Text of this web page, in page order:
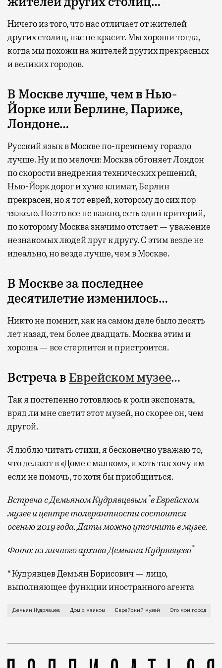
Ничего из того, что нас отличает от жителей
других столиц, нас не красит. Мы хороши тогда,
когда мы похожи на жителей других прекрасных
и великих городов.
В Москве лучше, чем в Нью-
Йорке или Берлине, Париже,
Лондоне…
Русский язык в Москве по-прежнему гораздо
лучше. Ну и по мелочи: Москва обгоняет Лондон
по скорости внедрения технических решений,
Нью-Йорк дорог и хуже климат, Берлин
прекрасен, но я тот еврей, которому до сих пор
тяжело. Но это все не важно, есть один критерий,
по которому Москва значимо отстает — уважение
незнакомых людей друг к другу. С этим везде не
идеально, но везде лучше, чем в Москве.
В Москве за последнее
десятилетие изменилось…
Никто не помнит, как на самом деле было десять
лет назад, тем более двадцать. Москва этим и
хороша — все стерпится и пристроится.
Встреча вЕврейском музее…
Так я постепенно готовлюсь к роли экспоната,
вряд ли мне светит этот музей, но скорее он, чем
другой.
Я люблю читать стихи, я бесконечно уважаю то,
что делают в «Доме с маяком», и хоть так хочу им
если не помочь, то хотя бы приобщиться.
Встреча с Демьяном Кудрявцевым *в Еврейском
музее и центре толерантности состоится
осенью 2019 года. Даты можно уточнить в музее.
Фото: из личного архива Демьяна Кудрявцева*
* Кудрявцев Демьян Борисович — лицо,
выполняющее функции иностранного агента
Демьян Кудрявцев Дом с маяком Еврейский музей Это мой город